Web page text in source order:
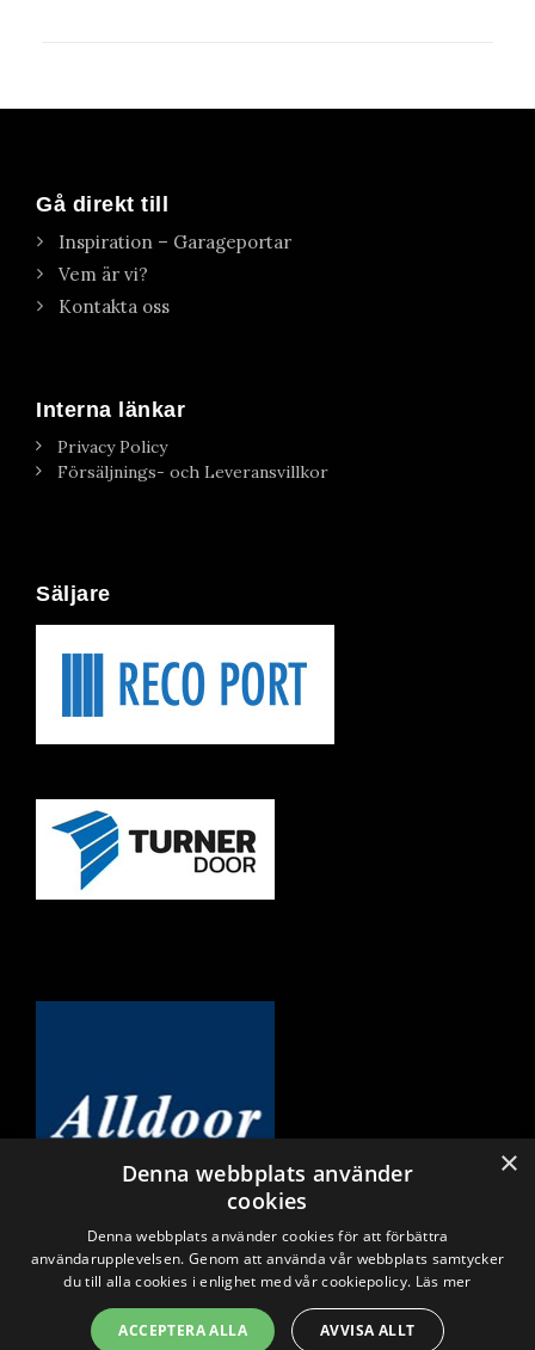
Gå direkt till
Inspiration – Garageportar
Vem är vi?
Kontakta oss
Interna länkar
Privacy Policy
Försäljnings- och Leveransvillkor
Säljare
©NASSAU Garageport Sverige, Part of ASSA ABLOY ©
×
Denna webbplats använder
cookies
Denna webbplats använder cookies för att förbättra
användarupplevelsen. Genom att använda vår webbplats samtycker
du till alla cookies i enlighet med vår cookiepolicy. Läs mer
ACCEPTERA ALLA AVVISA ALLT